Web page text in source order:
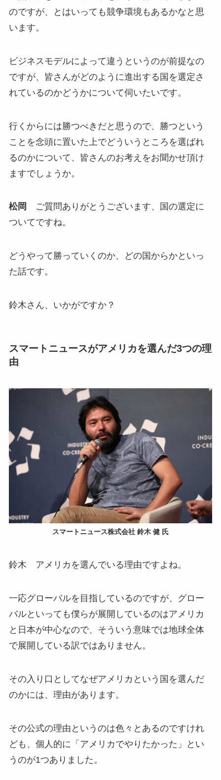
のですが、とはいっても競争環境もあるかなと思
います。
ビジネスモデルによって違うというのが前提なの
ですが、皆さんがどのように進出する国を選定さ
れているのかどうかについて伺いたいです。
行くからには勝つべきだと思うので、勝つという
ことを念頭に置いた上でどういうところを選ばれ
るのかについて、皆さんのお考えをお聞かせ頂け
ますでしょうか。
松岡
ご質問ありがとうございます、国の選定に
ついてですね。
どうやって勝っていくのか、どの国からかといっ
た話です。
鈴木さん、いかがですか？
スマートニュースがアメリカを選んだ3つの理
由
スマートニュース株式会社 鈴木 健 氏
鈴木 アメリカを選んでいる理由ですよね。
一応グローバルを目指しているのですが、グロー
バルといっても僕らが展開しているのはアメリカ
と日本が中心なので、そういう意味では地球全体
で展開している訳ではありません。
その入り口としてなぜアメリカという国を選んだ
のかには、理由があります。
その公式の理由というのは色々とあるのですけれ
ども、個人的に「アメリカでやりたかった」とい
うのが1つありました。